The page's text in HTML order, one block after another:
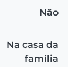
Não
Na casa da
família